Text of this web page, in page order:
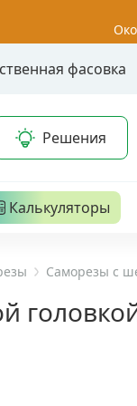
фасовка
Решения
головкой
трех-
Калькуляторы
Саморезы с